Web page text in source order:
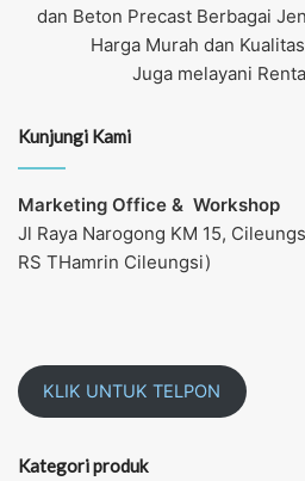
dan Beton Precast Berbagai
Harga Murah dan
Juga melayani
Kunjungi Kami
Marketing Office & Workshop
Jl Raya Narogong KM 15,
RS THamrin Cileungsi)
KLIK UNTUK TELPON
Kategori produk